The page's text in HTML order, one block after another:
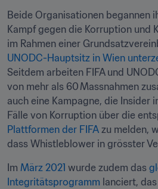
Beide Organisationen begannen
Kampf gegen die Korruption und
im Rahmen einer
UNODC-Hauptsitz in Wien
Seitdem arbeiten FIFA und
von mehr als 60 Massnahmen
auch eine Kampagne, die Insider
Plattformen der FIFA zu melden,
dass Whistleblower in grösster
Im März 2021 wurde zudem das
Integritätsprogramm lanciert, das